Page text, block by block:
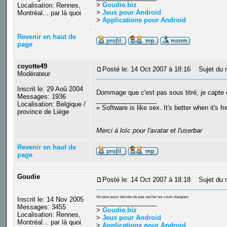
Localisation: Rennes,
Montréal... par là quoi
> Goudie.biz
> Jeux pour Android
> Applications pour Android
Revenir en haut de
page
coyotte49
Modérateur
Inscrit le: 29 Aoû 2004
Messages: 1936
Localisation: Belgique /
province de Liège
Posté le: 14 Oct 2007 à 18:16 Sujet du
Dommage que c'est pas sous titré, je capte
« Software is like sex. It's better when it's
Merci à loïc pour l'avatar et l'userbar
Revenir en haut de
page
Goudie
Inscrit le: 14 Nov 2005
Messages: 3455
Localisation: Rennes,
Montréal... par là quoi
Posté le: 14 Oct 2007 à 18:18 Sujet du
On peut aussi décider de pas secher les cours d'anglais
> Goudie.biz
> Jeux pour Android
> Applications pour Android